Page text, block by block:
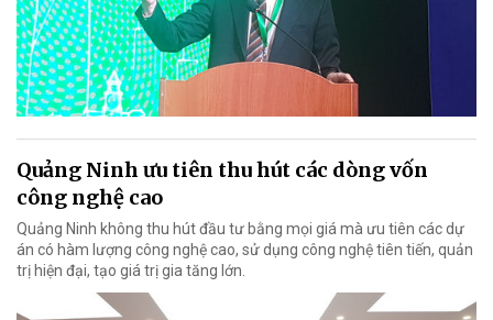
Quảng Ninh ưu tiên thu hút các dòng vốn
công nghệ cao
Quảng Ninh không thu hút đầu tư bằng mọi giá mà ưu tiên các dự
án có hàm lượng công nghệ cao, sử dụng công nghệ tiên tiến, quản
trị hiện đại, tạo giá trị gia tăng lớn.